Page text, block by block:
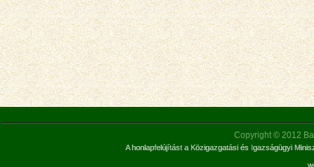
Copyright © 2012
A honlapfelújítást a Közigazgatási és Igazságügyi